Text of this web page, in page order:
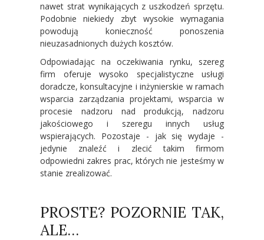
nawet strat wynikających z uszkodzeń sprzętu.
Podobnie niekiedy zbyt wysokie wymagania
powodują konieczność ponoszenia
nieuzasadnionych dużych kosztów.
Odpowiadając na oczekiwania rynku, szereg
firm oferuje wysoko specjalistyczne usługi
doradcze, konsultacyjne i inżynierskie w ramach
wsparcia zarządzania projektami, wsparcia w
procesie nadzoru nad produkcją, nadzoru
jakościowego i szeregu innych usług
wspierających. Pozostaje - jak się wydaje -
jedynie znaleźć i zlecić takim firmom
odpowiedni zakres prac, których nie jesteśmy w
stanie zrealizować.
PROSTE? POZORNIE TAK,
ALE…